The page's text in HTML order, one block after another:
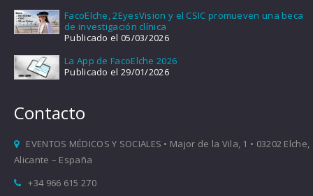
FacoElche, 2EyesVision y el CSIC promueven una beca
de investigación clínica
Publicado el 05/03/2026
La App de FacoElche 2026
Publicado el 29/01/2026
Contacto
EVENTOS MÉDICOS Y SOCIALES • Major de la Vila, 1 • 03202 Elche,
Alicante – España
+34 966 615 270